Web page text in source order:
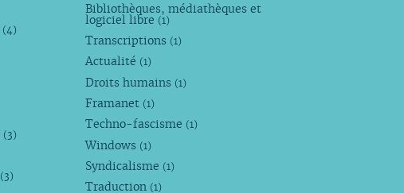
(4)
(3)
(3)
Bibliothèques, médiathèques et
logiciel libre (1)
Transcriptions (1)
Actualité (1)
Droits humains (1)
Framanet (1)
Techno-fascisme (1)
Windows (1)
Syndicalisme (1)
Traduction (1)